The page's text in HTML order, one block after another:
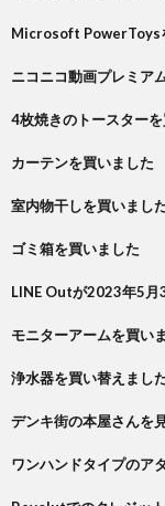
Microsoft PowerToys
ニコニコ動画プレミア
4枚焼きのトースター
カーテンを買いました
室内物干しを買いまし
ゴミ箱を買いました
LINE Outが2023年5月
モニターアームを買い
浄水器を買い替えまし
デンキ街の本屋さんを
ワンハンドタイプのア